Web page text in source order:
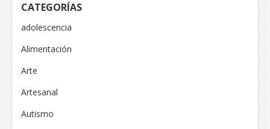
CATEGORÍAS
adolescencia
Alimentación
Arte
Artesanal
Autismo